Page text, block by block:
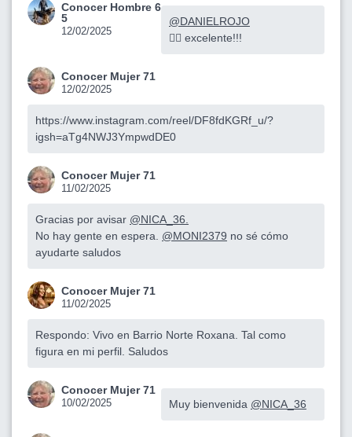
Conocer Hombre 6
5
12/02/2025
@DANIELROJO
☝🏻 excelente!!!
Conocer Mujer 71
12/02/2025
https://www.instagram.com/reel/DF8fdKGRf_u/?
igsh=aTg4NWJ3YmpwdDE0
Conocer Mujer 71
11/02/2025
Gracias por avisar @NICA_36.
No hay gente en espera. @MONI2379 no sé cómo
ayudarte saludos
Conocer Mujer 71
11/02/2025
Respondo: Vivo en Barrio Norte Roxana. Tal como
figura en mi perfil. Saludos
Conocer Mujer 71
10/02/2025 Muy bienvenida @NICA_36